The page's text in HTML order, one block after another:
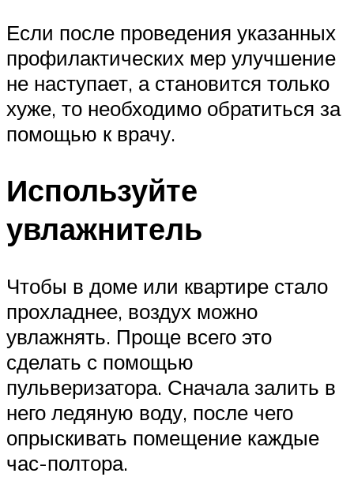
Если после проведения указанных
профилактических мер улучшение
не наступает, а становится только
хуже, то необходимо обратиться за
помощью к врачу.
Используйте
увлажнитель
Чтобы в доме или квартире стало
прохладнее, воздух можно
увлажнять. Проще всего это
сделать с помощью
пульверизатора. Сначала залить в
него ледяную воду, после чего
опрыскивать помещение каждые
час-полтора.